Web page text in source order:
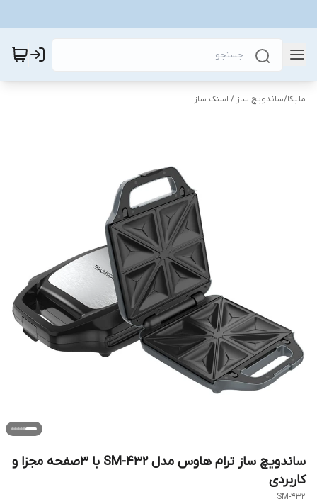
ملیکا/ساندویچ ساز / اسنک ساز
ساندویچ ساز ترام هاوس مدل SM-432 با 3صفحه مجزا و
کاربردی
SM-432